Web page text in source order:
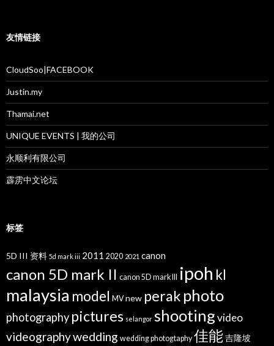
友情链接
CloudSoo|FACEBOOK
Justin.my
Thamai.net
UNIQUE EVENTS | 我的公司
永顺利有限公司
霹雳中文论坛
标签
5D III 资料 5d mark iii 2011 2020 2021 canon
canon 5D mark II canon 5D mark III ipoh kl
malaysia model MV new perak photo
photography pictures selangor shootingvideo
videographywedding wedding photogtaphy 佳能吉隆坡